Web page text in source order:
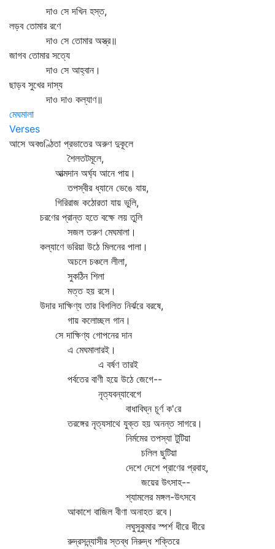
দাও সে দখিন হস্ত,
লড়ব তোমার রণে
দাও সে তোমার অস্ত্র॥
জাগব তোমার সত্যে
দাও সে আহ্বান।
ছাড়ব সুখের দাস্য
দাও দাও কল্যাণ॥
মেঘমালা
Verses
আসে অবগুণ্ঠিতা প্রভাতের অরুণ দুকূলে
শৈলতটমূলে,
আত্মদান অর্ঘ্য আনে পায়।
তপস্বীর ধ্যানে ভেঙে যায়,
গিরিরাজ কঠোরতা যায় ভুলি,
চরণের প্রান্ত হতে বক্ষে লয় তুলি
সজল তরুণ মেঘমালা।
কল্যাণে ভরিয়া উঠে মিলনের পালা।
অচলে চঞ্চলে লীলা,
সুকঠিন শিলা
মত্ত হয় রসে।
উদার দাক্ষিণ্য তার বিগলিত নির্ঝরে বরষে,
গায় কলোচ্ছল গান।
সে দাক্ষিণ্য গোপনের দান
এ মেঘমালারই।
এ বর্ষণ তারই
পর্বতের বাণী হয়ে উঠে জেগে--
নৃত্যবন্যাবেগে
বাধাবিঘ্ন চূর্ণ ক'রে
তরঙ্গের নৃত্যসাথে যুক্ত হয় অনন্ত সাগরে।
নির্মমের তপস্যা টুটিয়া
চলিল ছুটিয়া
দেশে দেশে প্রাণের প্রবাহ,
জয়ের উৎসাহ--
শ্যামলের মঙ্গল-উৎসবে
আকাশে বাজিল বীণা অনাহত রবে।
লঘুসুকুমার স্পর্শ ধীরে ধীরে
রুদ্রসন্ন্যাসীর স্তব্ধ নিরুদ্ধ শক্তিরে